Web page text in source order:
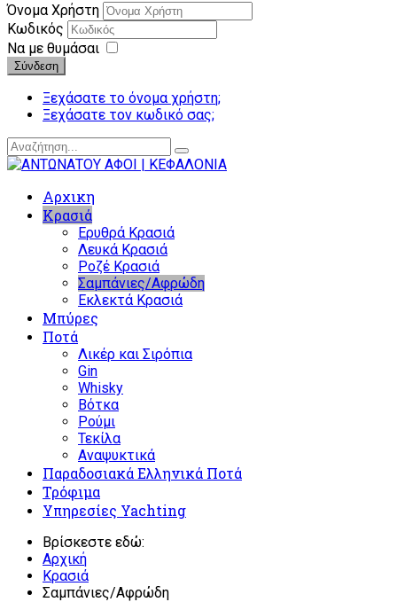
Όνομα Χρήστη
Κωδικός
Να με θυμάσαι
Σύνδεση
Ξεχάσατε το όνομα χρήστη;
Ξεχάσατε τον κωδικό σας;
Αρχικη
Κρασιά
Ερυθρά Κρασιά
Λευκά Κρασιά
Ροζέ Κρασιά
Σαμπάνιες/Αφρώδη
Εκλεκτά Κρασιά
Μπύρες
Ποτά
Λικέρ και Σιρόπια
Gin
Whisky
Βότκα
Ρούμι
Τεκίλα
Αναψυκτικά
Παραδοσιακά Ελληνικά Ποτά
Τρόφιμα
Υπηρεσίες Yachting
Βρίσκεστε εδώ:
Αρχική
Κρασιά
Σαμπάνιες/Αφρώδη